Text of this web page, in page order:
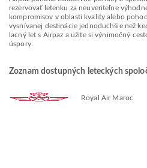
rezervovať letenku za neuveriteľne
kompromisov v oblasti kvality alebo
vysnívanej destinácie jednoduchšie než
lacný let s Airpaz a užite si výnimočný
úspory.
Zoznam dostupných leteckých
Royal Air Maroc